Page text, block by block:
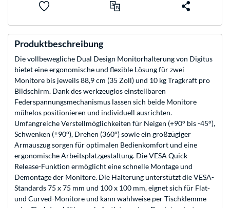
Produktbeschreibung
Die vollbewegliche Dual Design Monitorhalterung von Digitus
bietet eine ergonomische und flexible Lösung für zwei
Monitore bis jeweils 88,9 cm (35 Zoll) und 10 kg Tragkraft pro
Bildschirm. Dank des werkzeuglos einstellbaren
Federspannungsmechanismus lassen sich beide Monitore
mühelos positionieren und individuell ausrichten.
Umfangreiche Verstellmöglichkeiten für Neigen (+90° bis -45°),
Schwenken (±90°), Drehen (360°) sowie ein großzügiger
Armauszug sorgen für optimalen Bedienkomfort und eine
ergonomische Arbeitsplatzgestaltung. Die VESA Quick-
Release-Funktion ermöglicht eine schnelle Montage und
Demontage der Monitore. Die Halterung unterstützt die VESA-
Standards 75 x 75 mm und 100 x 100 mm, eignet sich für Flat-
und Curved-Monitore und kann wahlweise per Tischklemme